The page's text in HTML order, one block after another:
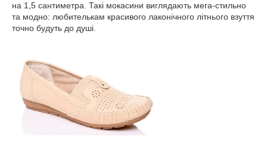
на 1,5 сантиметра. Такі мокасини виглядають мега-стильно
та модно: любителькам красивого лаконічного літнього взуття
точно будуть до душі.